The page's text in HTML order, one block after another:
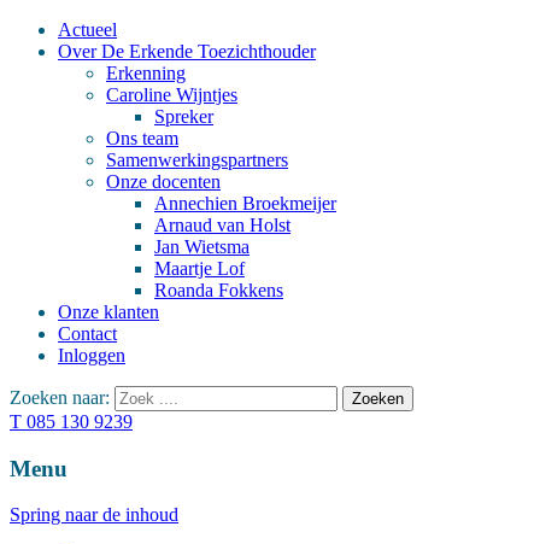
Actueel
Over De Erkende Toezichthouder
Erkenning
Caroline Wijntjes
Spreker
Ons team
Samenwerkingspartners
Onze docenten
Annechien Broekmeijer
Arnaud van Holst
Jan Wietsma
Maartje Lof
Roanda Fokkens
Onze klanten
Contact
Inloggen
Zoeken naar:
T 085 130 9239
Menu
Spring naar de inhoud